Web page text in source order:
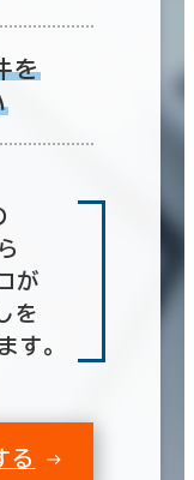
を
が
を
す。
る